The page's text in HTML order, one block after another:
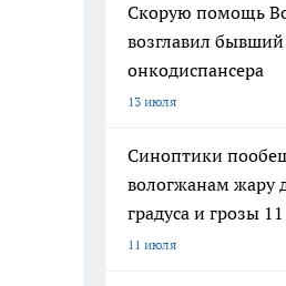
Скорую помощь
возглавил бывший
онкодиспансера
13 июля
Синоптики
вологжанам жару
градуса и грозы
11 июля